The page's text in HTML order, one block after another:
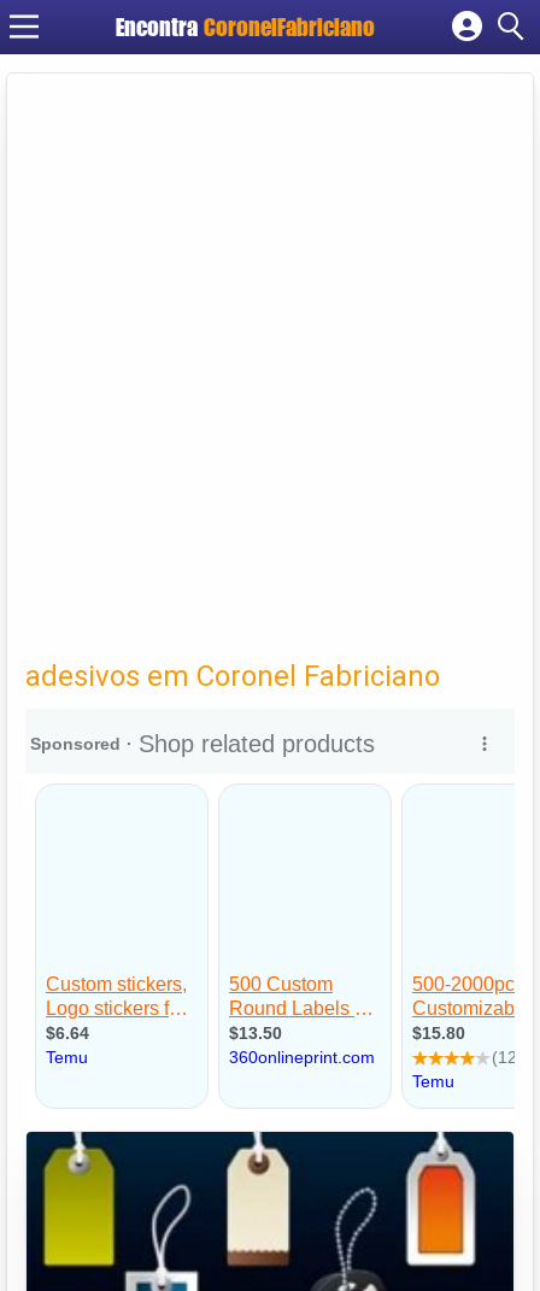
Encontra CoronelFabriciano
Cadastrar empresa
adesivos em Coronel Fabriciano